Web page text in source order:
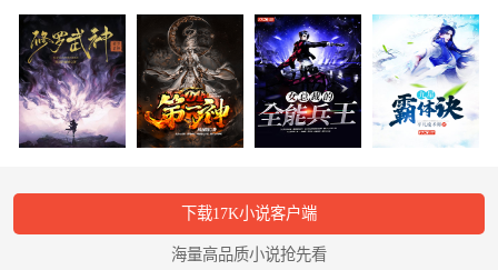
下载17K小说客户端
海量高品质小说抢先看